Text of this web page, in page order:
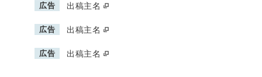
広告 出稿主名
広告 出稿主名
広告 出稿主名